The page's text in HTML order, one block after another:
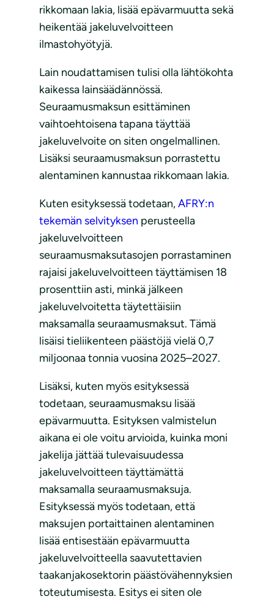
rikkomaan lakia, lisää epävarmuutta sekä
heikentää jakeluvelvoitteen
ilmastohyötyjä.
Lain noudattamisen tulisi olla lähtökohta
kaikessa lainsäädännössä.
Seuraamusmaksun esittäminen
vaihtoehtoisena tapana täyttää
jakeluvelvoite on siten ongelmallinen.
Lisäksi seuraamusmaksun porrastettu
alentaminen kannustaa rikkomaan lakia.
Kuten esityksessä todetaan,AFRY:n
tekemän selvityksen perusteella
jakeluvelvoitteen
seuraamusmaksutasojen porrastaminen
rajaisi jakeluvelvoitteen täyttämisen 18
prosenttiin asti, minkä jälkeen
jakeluvelvoitetta täytettäisiin
maksamalla seuraamusmaksut. Tämä
lisäisi tieliikenteen päästöjä vielä 0,7
miljoonaa tonnia vuosina 2025–2027.
Lisäksi, kuten myös esityksessä
todetaan, seuraamusmaksu lisää
epävarmuutta. Esityksen valmistelun
aikana ei ole voitu arvioida, kuinka moni
jakelija jättää tulevaisuudessa
jakeluvelvoitteen täyttämättä
maksamalla seuraamusmaksuja.
Esityksessä myös todetaan, että
maksujen portaittainen alentaminen
lisää entisestään epävarmuutta
jakeluvelvoitteella saavutettavien
taakanjakosektorin päästövähennyksien
toteutumisesta. Esitys ei siten ole